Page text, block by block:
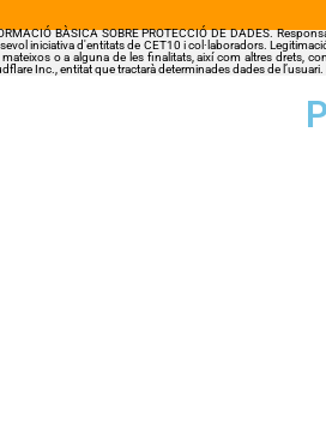
BÀSICA SOBRE PROTECCIÓ DE DADES.
iniciativa d'entitats de CET10 i col·laboradors.
mateixos o a alguna de les finalitats, així com altres drets,
Inc., entitat que tractarà determinades dades de